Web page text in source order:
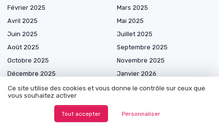
Février 2025
Mars 2025
Avril 2025
Mai 2025
Juin 2025
Juillet 2025
Août 2025
Septembre 2025
Octobre 2025
Novembre 2025
Décembre 2025
Janvier 2026
Février 2026
Mars 2026
Avril 2026
Juillet 2026
Ce site utilise des cookies et vous donne le contrôle sur ceux que
vous souhaitez activer
Tout accepter Personnaliser